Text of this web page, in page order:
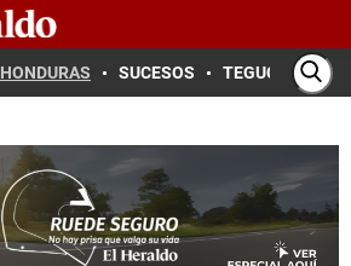
HONDURAS SUCESOS TEGUCIGALPA